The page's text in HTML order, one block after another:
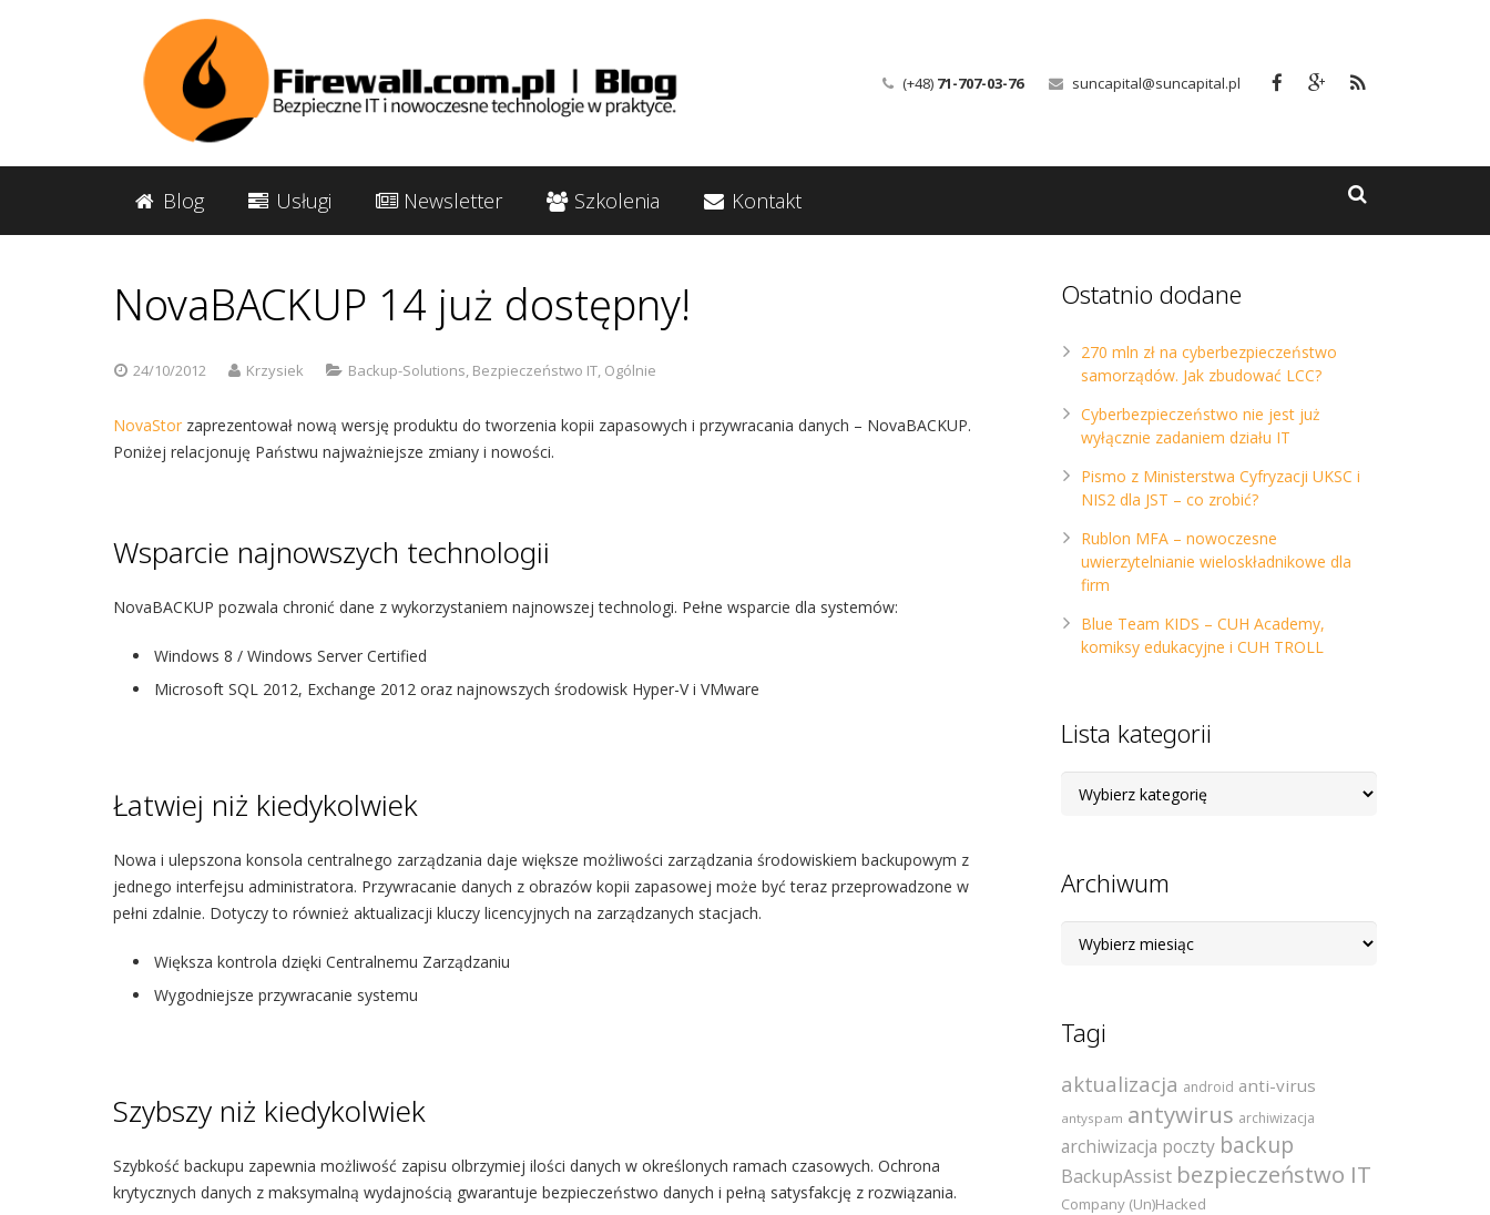
(+48) 71-707-03-76 suncapital@suncapital.pl
Blog Usługi Newsletter Szkolenia Kontakt
NovaBACKUP 14 już dostępny!
24/10/2012 Krzysiek Backup-Solutions, Bezpieczeństwo IT, Ogólnie
NovaStor zaprezentował nową wersję produktu do tworzenia kopii zapasowych i przywracania danych – NovaBACKUP.
Poniżej relacjonuję Państwu najważniejsze zmiany i nowości.
Wsparcie najnowszych technologii
NovaBACKUP pozwala chronić dane z wykorzystaniem najnowszej technologi. Pełne wsparcie dla systemów:
Windows 8 / Windows Server Certified
Microsoft SQL 2012, Exchange 2012 oraz najnowszych środowisk Hyper-V i VMware
Łatwiej niż kiedykolwiek
Nowa i ulepszona konsola centralnego zarządzania daje większe możliwości zarządzania środowiskiem backupowym z
jednego interfejsu administratora. Przywracanie danych z obrazów kopii zapasowej może być teraz przeprowadzone w
pełni zdalnie. Dotyczy to również aktualizacji kluczy licencyjnych na zarządzanych stacjach.
Większa kontrola dzięki Centralnemu Zarządzaniu
Wygodniejsze przywracanie systemu
Szybszy niż kiedykolwiek
Szybkość backupu zapewnia możliwość zapisu olbrzymiej ilości danych w określonych ramach czasowych. Ochrona
krytycznych danych z maksymalną wydajnością gwarantuje bezpieczeństwo danych i pełną satysfakcję z rozwiązania.
Ostatnio dodane
270 mln zł na cyberbezpieczeństwo
samorządów. Jak zbudować LCC?
Cyberbezpieczeństwo nie jest już
wyłącznie zadaniem działu IT
Pismo z Ministerstwa Cyfryzacji UKSC i
NIS2 dla JST – co zrobić?
Rublon MFA – nowoczesne
uwierzytelnianie wieloskładnikowe dla
firm
Blue Team KIDS – CUH Academy,
komiksy edukacyjne i CUH TROLL
Lista kategorii
kategorii
Archiwum
Archiwum
Tagi
aktualizacja android anti-virus
antyspam antywirus archiwizacja
archiwizacja poczty backup
BackupAssist bezpieczeństwo IT
Company (Un)Hacked